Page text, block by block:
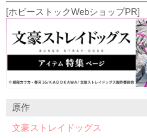
[ホビーストックWebショップPR]
原作
文豪ストレイドッグス